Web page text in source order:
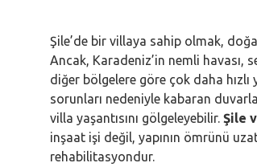
Şile’de bir villaya sahip olmak,
Ancak, Karadeniz’in nemli havası,
diğer bölgelere göre çok daha hızlı
sorunları nedeniyle kabaran
villa yaşantısını gölgeleyebilir. Şile
inşaat işi değil, yapının ömrünü
rehabilitasyondur.